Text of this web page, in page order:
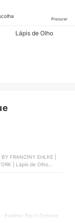
Procurar
Lápis de Olho
FRANCINY EHLKE |
| Lápis de Olho
Eyeliner Black Océane